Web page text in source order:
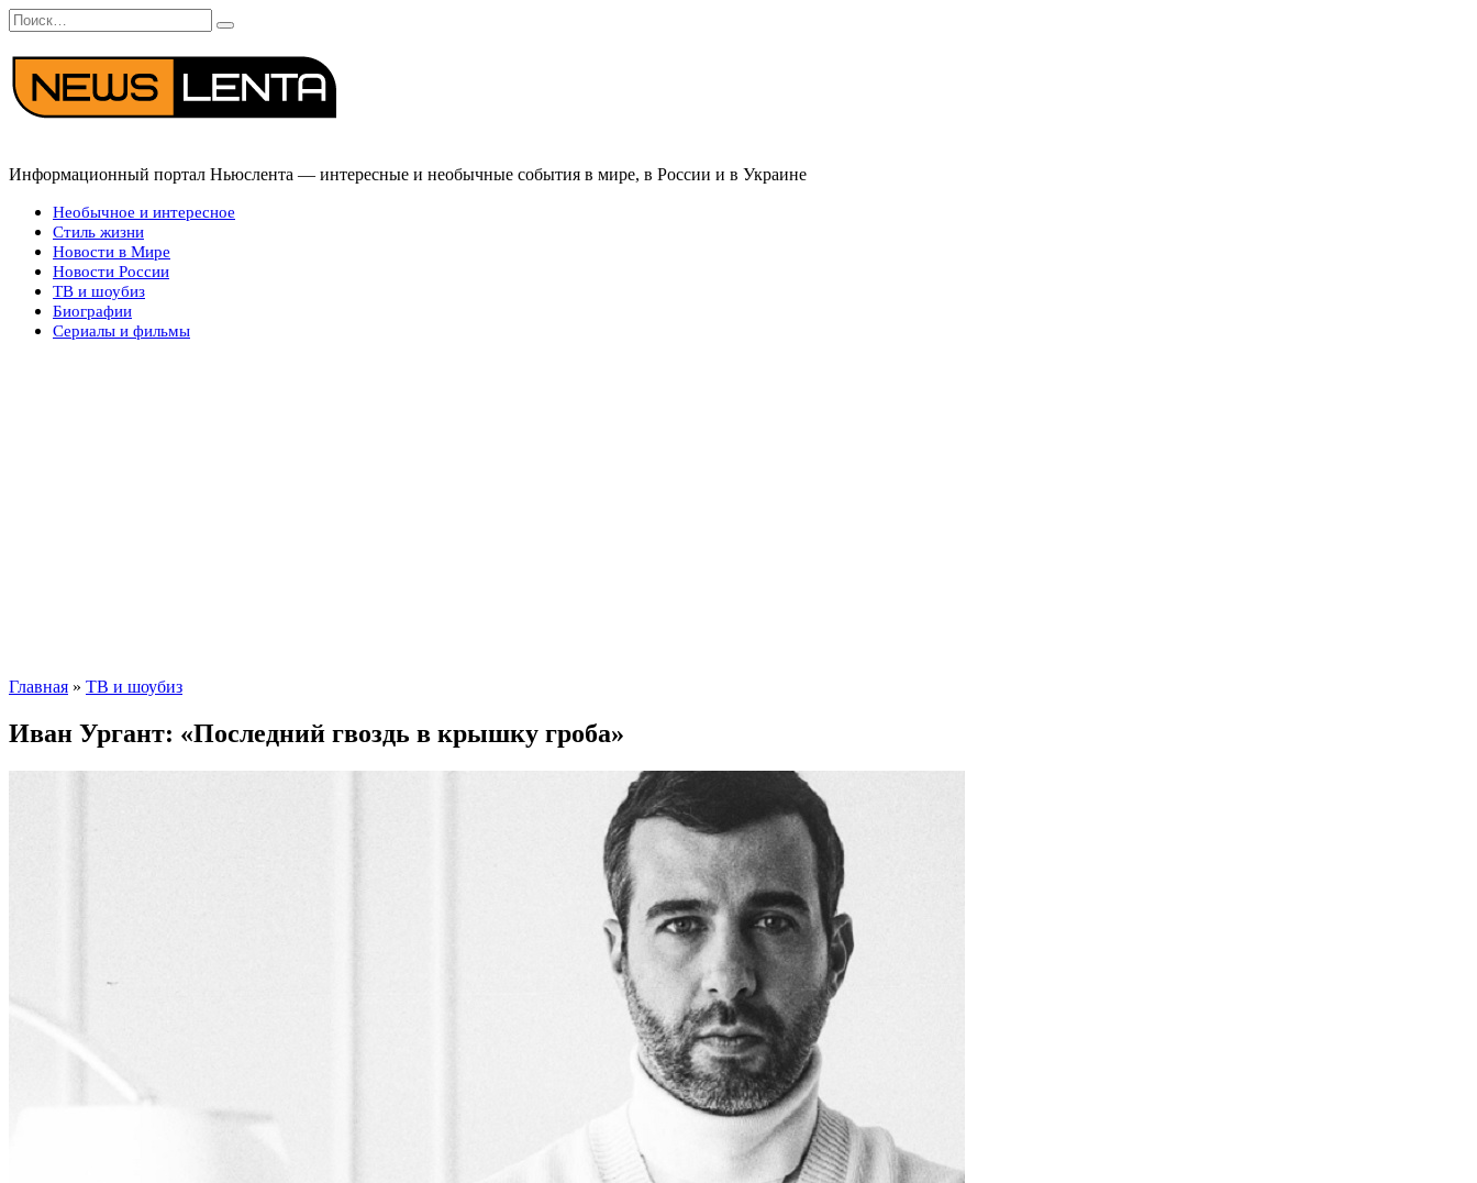
Перейти
к
содержанию
Search
for:
Информационный портал Ньюслента — интересные и необычные события в мире, в России и в Украине
Необычное и интересное
Стиль жизни
Новости в Мире
Новости России
ТВ и шоубиз
Биографии
Сериалы и фильмы
Главная » ТВ и шоубиз
Иван Ургант: «Последний гвоздь в крышку гроба»